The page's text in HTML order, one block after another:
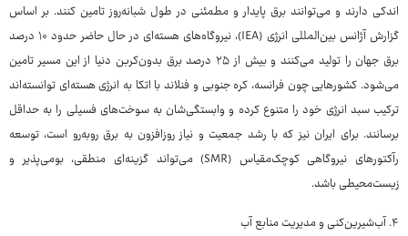
اندکی دارند و می‌توانند برق پایدار و مطمئنی در طول شبانه‌روز تامین کنند. بر اساس
گزارش آژانس بین‌المللی انرژی (IEA)، نیروگاه‌های هسته‌ای در حال حاضر حدود ۱۰ درصد
برق جهان را تولید می‌کنند و بیش از ۲۵ درصد برق بدون‌کربن دنیا از این مسیر تامین
می‌شود. کشورهایی چون فرانسه، کره جنوبی و فنلاند با اتکا به انرژی هسته‌ای توانسته‌اند
ترکیب سبد انرژی خود را متنوع کرده و وابستگی‌شان به سوخت‌های فسیلی را به حداقل
برسانند. برای ایران نیز که با رشد جمعیت و نیاز روزافزون به برق روبه‌رو است، توسعه
رآکتورهای نیروگاهی کوچک‌مقیاس (SMR) می‌تواند گزینه‌ای منطقی، بومی‌پذیر و
زیست‌محیطی باشد.
۴. آب‌شیرین‌کنی و مدیریت منابع آب